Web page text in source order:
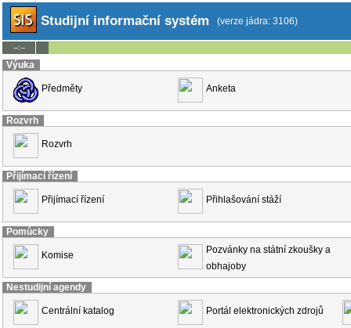
Studijní informační systém (verze jádra: 3106)
--:--
Výuka
Předměty Anketa
Rozvrh
Rozvrh
Přijímací řízení
Přijímací řízení Přihlašování stáží
Pomůcky
Komise
Pozvánky na státní zkoušky a
obhajoby
Nestudijní agendy
Centrální katalog Portál elektronických zdrojů